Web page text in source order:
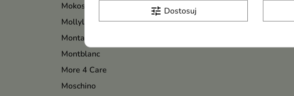
Mokosh
MollyLac
Montale
Montblanc
More 4 Care
Moschino
tune Dostosuj